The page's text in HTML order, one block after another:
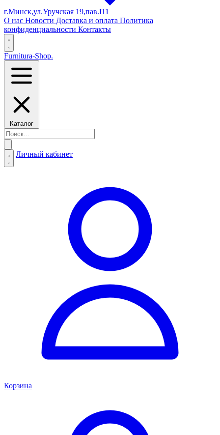
г.Минск,ул.Уручская 19,пав.П1
О нас Новости Доставка и оплата Политика
конфиденциальности Контакты
Furnitura-Shop.
Каталог
Личный кабинет
Корзина